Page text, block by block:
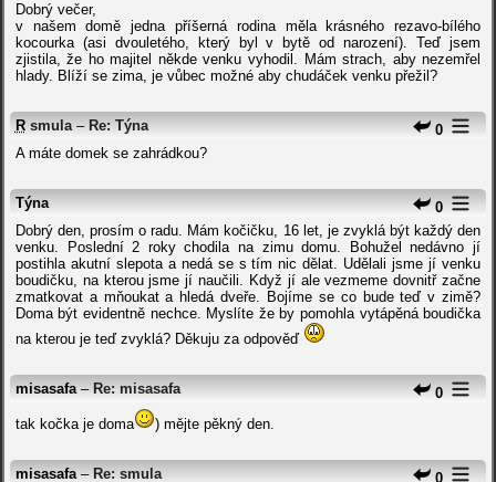
Dobrý večer,
v našem domě jedna příšerná rodina měla krásného rezavo-bílého
kocourka (asi dvouletého, který byl v bytě od narození). Teď jsem
zjistila, že ho majitel někde venku vyhodil. Mám strach, aby nezemřel
hlady. Blíží se zima, je vůbec možné aby chudáček venku přežil?
0
R smula – Re: Týna
A máte domek se zahrádkou?
0
Týna
Dobrý den, prosím o radu. Mám kočičku, 16 let, je zvyklá být každý den
venku. Poslední 2 roky chodila na zimu domu. Bohužel nedávno jí
postihla akutní slepota a nedá se s tím nic dělat. Udělali jsme jí venku
boudičku, na kterou jsme jí naučili. Když jí ale vezmeme dovnitř začne
zmatkovat a mňoukat a hledá dveře. Bojíme se co bude teď v zimě?
Doma být evidentně nechce. Myslíte že by pomohla vytápěná boudička
na kterou je teď zvyklá? Děkuju za odpověď
0
misasafa– Re: misasafa
tak kočka je doma ) mějte pěkný den.
0
misasafa– Re: smula